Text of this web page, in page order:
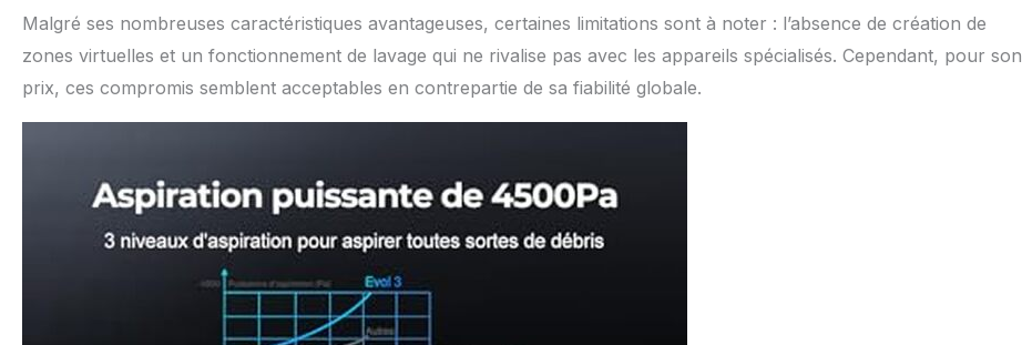
Malgré ses nombreuses caractéristiques avantageuses, certaines limitations sont à noter : l’absence de création de
zones virtuelles et un fonctionnement de lavage qui ne rivalise pas avec les appareils spécialisés. Cependant, pour son
prix, ces compromis semblent acceptables en contrepartie de sa fiabilité globale.